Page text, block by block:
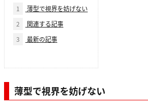
1
薄型で視界を妨げない
2
関連する記事
3
最新の記事
薄型で視界を妨げない